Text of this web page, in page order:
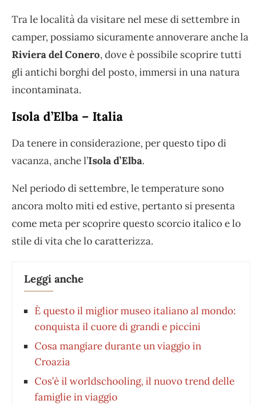
Tra le località da visitare nel mese di settembre in
camper, possiamo sicuramente annoverare anche la
Riviera del Conero, dove è possibile scoprire tutti
gli antichi borghi del posto, immersi in una natura
incontaminata.
Isola d’Elba – Italia
Da tenere in considerazione, per questo tipo di
vacanza, anche l’Isola d’Elba.
Nel periodo di settembre, le temperature sono
ancora molto miti ed estive, pertanto si presenta
come meta per scoprire questo scorcio italico e lo
stile di vita che lo caratterizza.
Leggi anche
È questo il miglior museo italiano al mondo:
conquista il cuore di grandi e piccini
Cosa mangiare durante un viaggio in
Croazia
Cos’è il worldschooling, il nuovo trend delle
famiglie in viaggio